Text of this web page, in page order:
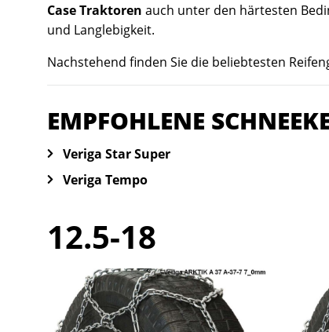
Case Traktoren auch unter den härtesten
und Langlebigkeit.
Nachstehend finden Sie die beliebtesten
EMPFOHLENE
Veriga Star Super
Veriga Tempo
12.5-18